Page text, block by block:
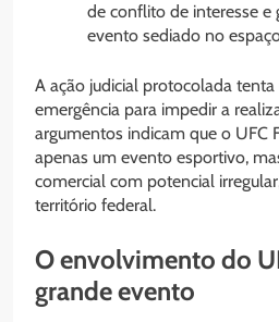
de conflito de interesse e
evento sediado no
A ação judicial protocolada
emergência para impedir a
argumentos indicam que o UFC
apenas um evento esportivo,
comercial com potencial
território federal.
O envolvimento do
grande evento